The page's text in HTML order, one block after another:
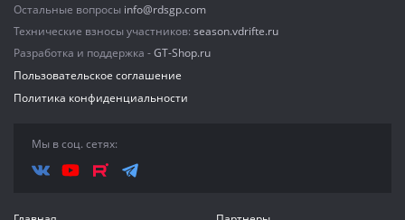
Остальные вопросы info@rdsgp.com
Технические взносы участников: season.vdrifte.ru
Разработка и поддержка -GT-Shop.ru
Пользовательское соглашение
Политика конфиденциальности
Мы в соц. сетях: